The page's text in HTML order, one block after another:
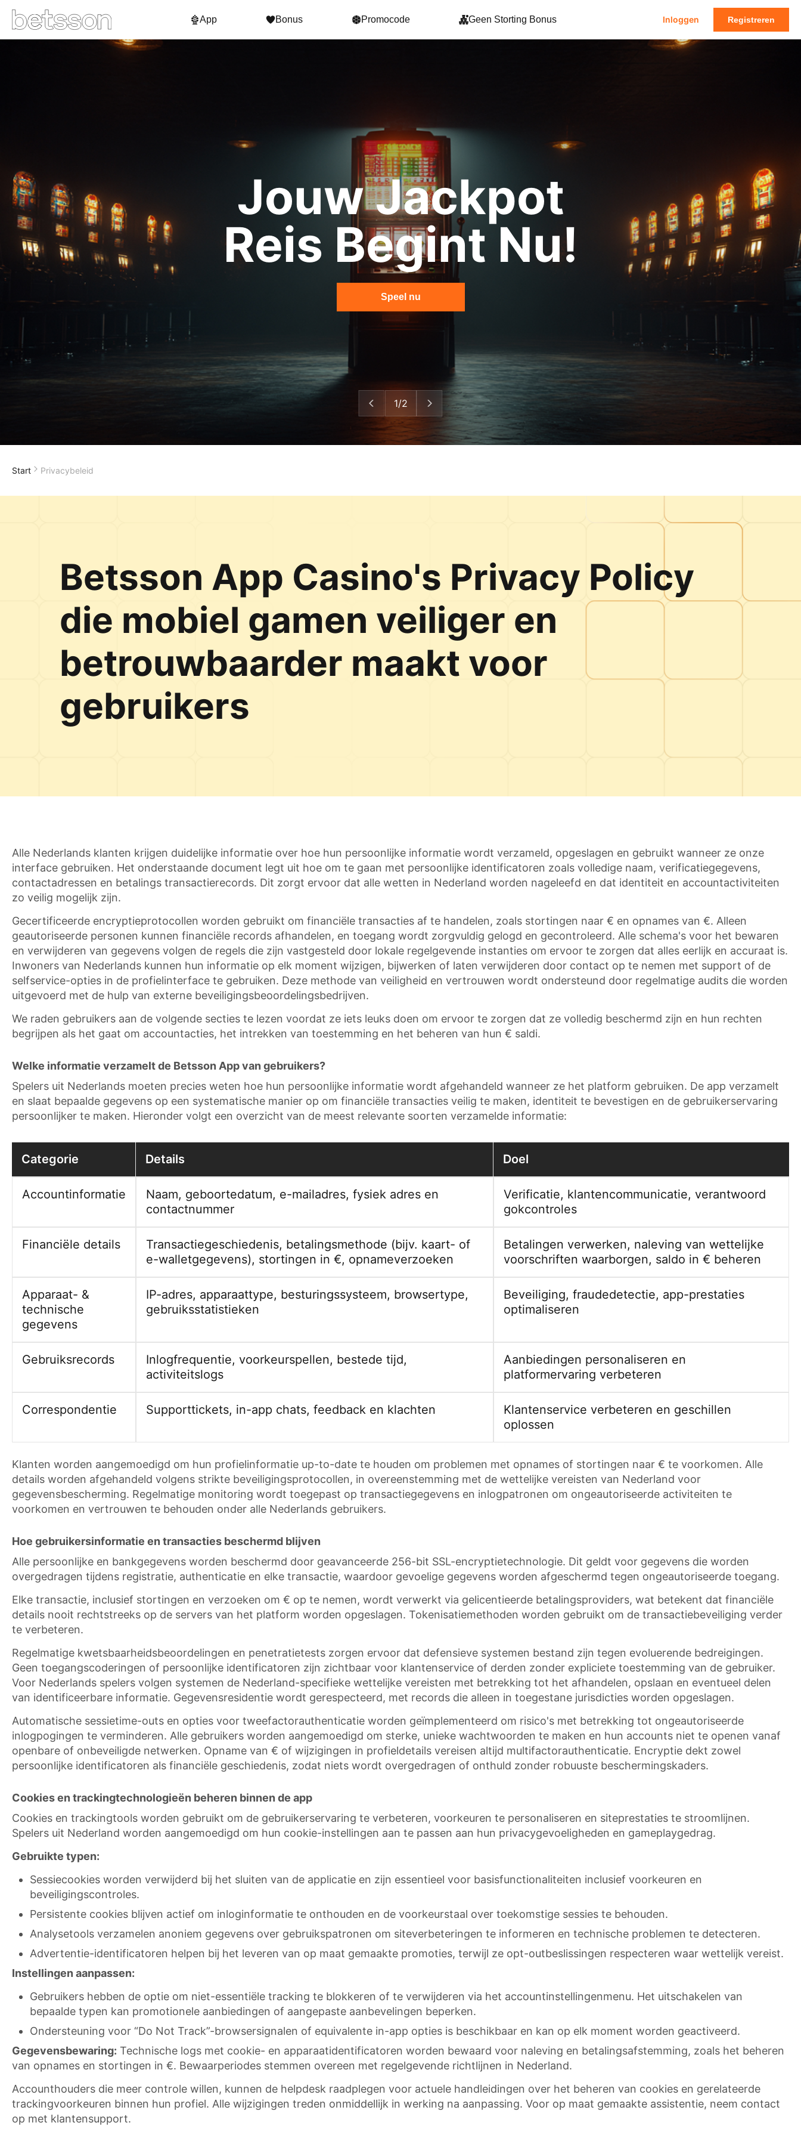
App Bonus Promocode Geen Storting Bonus Inloggen Registreren
Jouw Jackpot
Reis Begint Nu!
Speel nu
1/2
Start Privacybeleid
Betsson App Casino's Privacy Policy
die mobiel gamen veiliger en
betrouwbaarder maakt voor
gebruikers
Alle Nederlands klanten krijgen duidelijke informatie over hoe hun persoonlijke informatie wordt verzameld, opgeslagen en gebruikt wanneer ze onze
interface gebruiken. Het onderstaande document legt uit hoe om te gaan met persoonlijke identificatoren zoals volledige naam, verificatiegegevens,
contactadressen en betalings transactierecords. Dit zorgt ervoor dat alle wetten in Nederland worden nageleefd en dat identiteit en accountactiviteiten
zo veilig mogelijk zijn.
Gecertificeerde encryptieprotocollen worden gebruikt om financiële transacties af te handelen, zoals stortingen naar € en opnames van €. Alleen
geautoriseerde personen kunnen financiële records afhandelen, en toegang wordt zorgvuldig gelogd en gecontroleerd. Alle schema's voor het bewaren
en verwijderen van gegevens volgen de regels die zijn vastgesteld door lokale regelgevende instanties om ervoor te zorgen dat alles eerlijk en accuraat is.
Inwoners van Nederlands kunnen hun informatie op elk moment wijzigen, bijwerken of laten verwijderen door contact op te nemen met support of de
selfservice-opties in de profielinterface te gebruiken. Deze methode van veiligheid en vertrouwen wordt ondersteund door regelmatige audits die worden
uitgevoerd met de hulp van externe beveiligingsbeoordelingsbedrijven.
We raden gebruikers aan de volgende secties te lezen voordat ze iets leuks doen om ervoor te zorgen dat ze volledig beschermd zijn en hun rechten
begrijpen als het gaat om accountacties, het intrekken van toestemming en het beheren van hun € saldi.
Welke informatie verzamelt de Betsson App van gebruikers?
Spelers uit Nederlands moeten precies weten hoe hun persoonlijke informatie wordt afgehandeld wanneer ze het platform gebruiken. De app verzamelt
en slaat bepaalde gegevens op een systematische manier op om financiële transacties veilig te maken, identiteit te bevestigen en de gebruikerservaring
persoonlijker te maken. Hieronder volgt een overzicht van de meest relevante soorten verzamelde informatie:
Categorie Details Doel
Accountinformatie
Naam, geboortedatum, e-mailadres, fysiek adres en
contactnummer
Verificatie, klantencommunicatie, verantwoord
gokcontroles
Financiële details
Transactiegeschiedenis, betalingsmethode (bijv. kaart- of
e-walletgegevens), stortingen in €, opnameverzoeken
Betalingen verwerken, naleving van wettelijke
voorschriften waarborgen, saldo in € beheren
Apparaat- &
technische
gegevens
IP-adres, apparaattype, besturingssysteem, browsertype,
gebruiksstatistieken
Beveiliging, fraudedetectie, app-prestaties
optimaliseren
Gebruiksrecords
Inlogfrequentie, voorkeurspellen, bestede tijd,
activiteitslogs
Aanbiedingen personaliseren en
platformervaring verbeteren
Correspondentie Supporttickets, in-app chats, feedback en klachten
Klantenservice verbeteren en geschillen
oplossen
Klanten worden aangemoedigd om hun profielinformatie up-to-date te houden om problemen met opnames of stortingen naar € te voorkomen. Alle
details worden afgehandeld volgens strikte beveiligingsprotocollen, in overeenstemming met de wettelijke vereisten van Nederland voor
gegevensbescherming. Regelmatige monitoring wordt toegepast op transactiegegevens en inlogpatronen om ongeautoriseerde activiteiten te
voorkomen en vertrouwen te behouden onder alle Nederlands gebruikers.
Hoe gebruikersinformatie en transacties beschermd blijven
Alle persoonlijke en bankgegevens worden beschermd door geavanceerde 256-bit SSL-encryptietechnologie. Dit geldt voor gegevens die worden
overgedragen tijdens registratie, authenticatie en elke transactie, waardoor gevoelige gegevens worden afgeschermd tegen ongeautoriseerde toegang.
Elke transactie, inclusief stortingen en verzoeken om € op te nemen, wordt verwerkt via gelicentieerde betalingsproviders, wat betekent dat financiële
details nooit rechtstreeks op de servers van het platform worden opgeslagen. Tokenisatiemethoden worden gebruikt om de transactiebeveiliging verder
te verbeteren.
Regelmatige kwetsbaarheidsbeoordelingen en penetratietests zorgen ervoor dat defensieve systemen bestand zijn tegen evoluerende bedreigingen.
Geen toegangscoderingen of persoonlijke identificatoren zijn zichtbaar voor klantenservice of derden zonder expliciete toestemming van de gebruiker.
Voor Nederlands spelers volgen systemen de Nederland-specifieke wettelijke vereisten met betrekking tot het afhandelen, opslaan en eventueel delen
van identificeerbare informatie. Gegevensresidentie wordt gerespecteerd, met records die alleen in toegestane jurisdicties worden opgeslagen.
Automatische sessietime-outs en opties voor tweefactorauthenticatie worden geïmplementeerd om risico's met betrekking tot ongeautoriseerde
inlogpogingen te verminderen. Alle gebruikers worden aangemoedigd om sterke, unieke wachtwoorden te maken en hun accounts niet te openen vanaf
openbare of onbeveiligde netwerken. Opname van € of wijzigingen in profieldetails vereisen altijd multifactorauthenticatie. Encryptie dekt zowel
persoonlijke identificatoren als financiële geschiedenis, zodat niets wordt overgedragen of onthuld zonder robuuste beschermingskaders.
Cookies en trackingtechnologieën beheren binnen de app
Cookies en trackingtools worden gebruikt om de gebruikerservaring te verbeteren, voorkeuren te personaliseren en siteprestaties te stroomlijnen.
Spelers uit Nederland worden aangemoedigd om hun cookie-instellingen aan te passen aan hun privacygevoeligheden en gameplaygedrag.
Gebruikte typen:
Sessiecookies worden verwijderd bij het sluiten van de applicatie en zijn essentieel voor basisfunctionaliteiten inclusief voorkeuren en
beveiligingscontroles.
Persistente cookies blijven actief om inloginformatie te onthouden en de voorkeurstaal over toekomstige sessies te behouden.
Analysetools verzamelen anoniem gegevens over gebruikspatronen om siteverbeteringen te informeren en technische problemen te detecteren.
Advertentie-identificatoren helpen bij het leveren van op maat gemaakte promoties, terwijl ze opt-outbeslissingen respecteren waar wettelijk vereist.
Instellingen aanpassen:
Gebruikers hebben de optie om niet-essentiële tracking te blokkeren of te verwijderen via het accountinstellingenmenu. Het uitschakelen van
bepaalde typen kan promotionele aanbiedingen of aangepaste aanbevelingen beperken.
Ondersteuning voor “Do Not Track”-browsersignalen of equivalente in-app opties is beschikbaar en kan op elk moment worden geactiveerd.
Gegevensbewaring: Technische logs met cookie- en apparaatidentificatoren worden bewaard voor naleving en betalingsafstemming, zoals het beheren
van opnames en stortingen in €. Bewaarperiodes stemmen overeen met regelgevende richtlijnen in Nederland.
Accounthouders die meer controle willen, kunnen de helpdesk raadplegen voor actuele handleidingen over het beheren van cookies en gerelateerde
trackingvoorkeuren binnen hun profiel. Alle wijzigingen treden onmiddellijk in werking na aanpassing. Voor op maat gemaakte assistentie, neem contact
op met klantensupport.